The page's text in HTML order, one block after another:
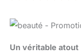
Un véritable atout